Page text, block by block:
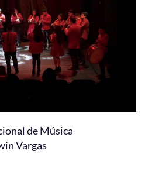
de Música
Vargas